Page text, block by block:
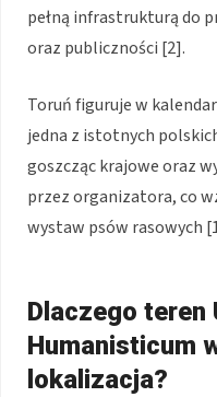
pełną infrastrukturą do
oraz publiczności [2].
Toruń figuruje w
jedna z istotnych
goszcząc krajowe oraz
przez organizatora, co
wystaw psów rasowych
Dlaczego teren
Humanisticum
lokalizacja?